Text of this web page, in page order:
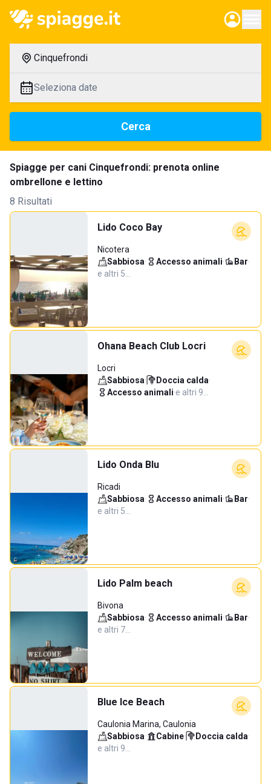
Cinquefrondi
Seleziona date
Cerca
Spiagge per cani Cinquefrondi: prenota online
ombrellone e lettino
8 Risultati
Lido Coco Bay
Nicotera
Sabbiosa· Accesso animali· Bar·
e altri 5…
Ohana Beach Club Locri
Locri
Sabbiosa· Doccia calda·
Accesso animali·e altri 9…
Lido Onda Blu
Ricadi
Sabbiosa· Accesso animali· Bar·
e altri 5…
Lido Palm beach
Bivona
Sabbiosa· Accesso animali· Bar·
e altri 7…
Blue Ice Beach
Caulonia Marina, Caulonia
Sabbiosa· Cabine· Doccia calda·
e altri 9…